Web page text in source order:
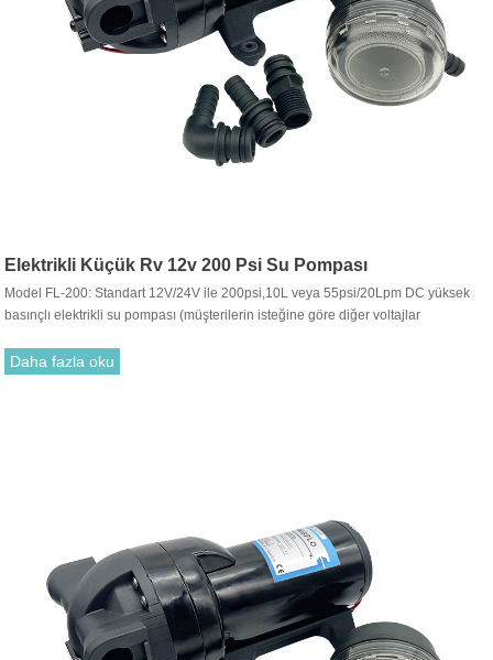
Elektrikli Küçük Rv 12v 200 Psi Su Pompası
Model FL-200: Standart 12V/24V ile 200psi,10L veya 55psi/20Lpm DC yüksek
basınçlı elektrikli su pompası (müşterilerin isteğine göre diğer voltajlar
transferi için ana pompadır.
Daha fazla oku